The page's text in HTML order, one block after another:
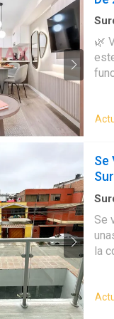
personas
la
de
🌿
Lima. Características ✔ Área techada:
Se
Se
la